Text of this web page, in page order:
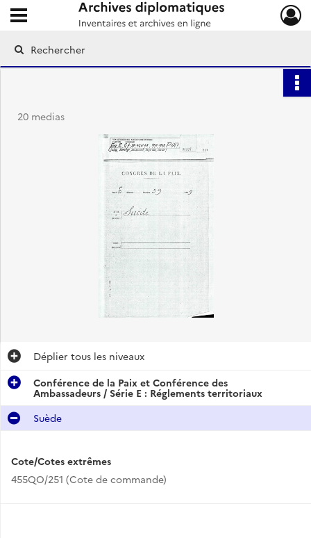
Archives diplomatiques
Ouvrir le menu déroulant
20 medias
Déplier tous les niveaux
Conférence de la Paix et Conférence des
Ambassadeurs / Série E : Réglements territoriaux
Suède
Cote/Cotes extrêmes
455QO/251 (Cote de commande)